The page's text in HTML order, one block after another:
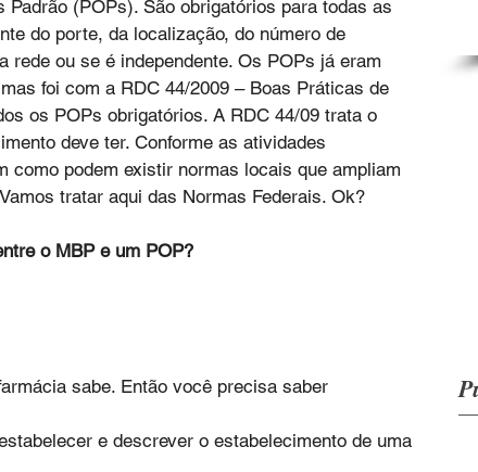
(POPs). São obrigatórios para todas as
do porte, da localização, do número de
rede ou se é independente. Os POPs já eram
foi com a RDC 44/2009 – Boas Práticas de
os POPs obrigatórios. A RDC 44/09 trata o
deve ter. Conforme as atividades
como podem existir normas locais que ampliam
tratar aqui das Normas Federais. Ok?
o MBP e um POP?
sabe. Então você precisa saber
e descrever o estabelecimento de uma